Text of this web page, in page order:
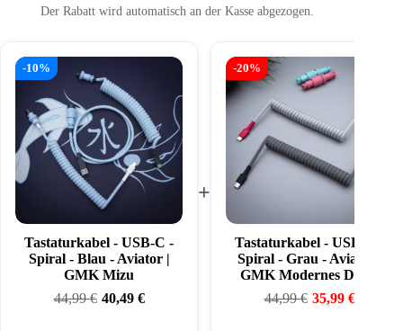
Der Rabatt wird automatisch an der Kasse abgezogen.
-10%
Tastaturkabel - USB-C -
Spiral - Blau - Aviator |
GMK Mizu
44,99€ 40,49 €
+
-20%
Tastaturkabel - USB-C -
Spiral - Grau - Aviator |
GMK Modernes Dolch
44,99€ 35,99 €